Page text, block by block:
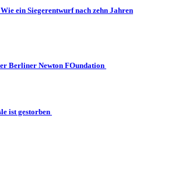
ein Siegerentwurf nach zehn Jahren
Berliner Newton FOundation
ist gestorben